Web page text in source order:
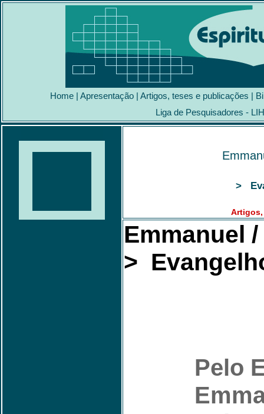
Home | Apresentação | Artigos, teses e publicações |
Liga de Pesquisadores -
>
Emmanuel
>
Pelo